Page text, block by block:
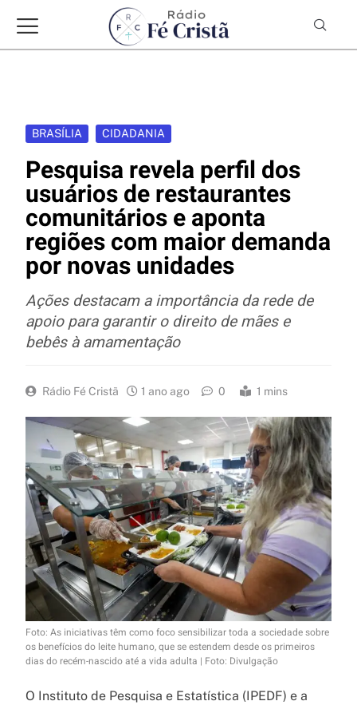
BRASÍLIA CIDADANIA
Pesquisa revela perfil dos
usuários de restaurantes
comunitários e aponta
regiões com maior demanda
por novas unidades
Ações destacam a importância da rede de
apoio para garantir o direito de mães e
bebês à amamentação
Rádio Fé Cristã 1 ano ago 0 1 mins
Foto: As iniciativas têm como foco sensibilizar toda a sociedade sobre
os benefícios do leite humano, que se estendem desde os primeiros
dias do recém-nascido até a vida adulta | Foto: Divulgação
O Instituto de Pesquisa e Estatística (IPEDF) e a